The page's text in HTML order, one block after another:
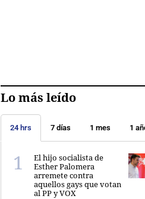
Lo más leído
24 hrs 7 días 1 mes 1
El hijo socialista de
Esther Palomera
arremete contra
aquellos gays que votan
al PP y VOX